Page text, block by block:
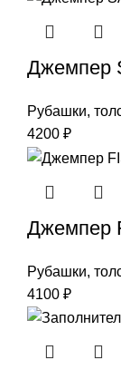
Джемпер
Рубашки,
4200 ₽
Джемпер
Рубашки,
4100 ₽